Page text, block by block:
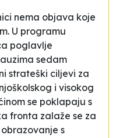
nema objava koje
U programu
poglavlje
sedam
strateški ciljevi za
i visokog
se poklapaju s
fronta zalaže se za
s